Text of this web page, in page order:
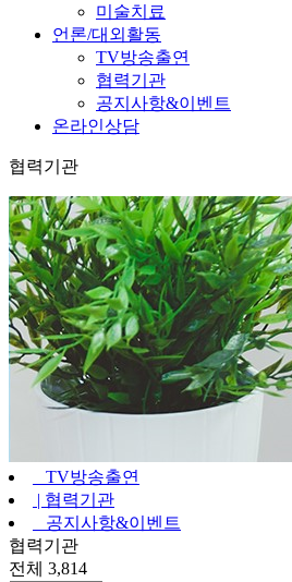
미술치료
언론/대외활동
TV방송출연
협력기관
공지사항&이벤트
온라인상담
협력기관
TV방송출연
| 협력기관
공지사항&이벤트
협력기관
전체 3,814